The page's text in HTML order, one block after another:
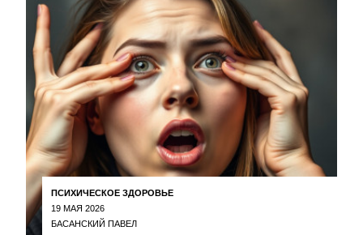
ПСИХИЧЕСКОЕ ЗДОРОВЬЕ
19 МАЯ 2026
БАСАНСКИЙ ПАВЕЛ